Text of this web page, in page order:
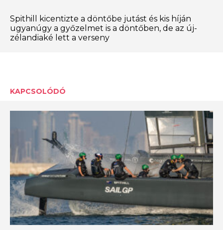
Spithill kicentizte a döntőbe jutást és kis híján
ugyanúgy a győzelmet is a döntőben, de az új-
zélandiaké lett a verseny
KAPCSOLÓDÓ